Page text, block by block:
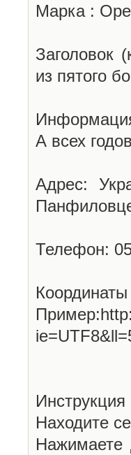
Марка :
Заголовок
из пятого
А всех годов
Адрес:
Телефон:
Координаты
Находите
Нажимаете